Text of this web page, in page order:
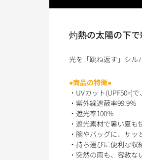
灼熱の太陽の下
光を「跳ね返す」シル
●商品の特徴●
・UVカット(UPF50+)
・紫外線遮蔽率99.9％
・遮光率100％
・遮光素材で暑い夏も
・腕やバッグに、サ
・持ち運びに便利な収
・突然の雨も、容赦